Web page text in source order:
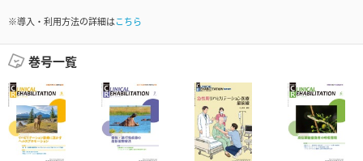
※導入・利用方法の詳細はこちら
巻号一覧